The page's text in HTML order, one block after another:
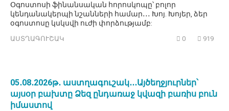
Օգոստոսի ֆինանսական հորոսկոպը՝ բոլոր
կենդանակերպի նշանների համար․․․ Խոյ. Խոյեր, ձեր
օգոստոսը կսկսվի ուժի փորձությամբ:
ԱՍՏՂԱԳՈՒՇԱԿ 0 919
05․08․2026թ․ աստղագուշակ․․․Այծեղջյուրներ՝
այսօր բախտը Ձեզ ընդառաջ կվազի բառիս բուն
իմաստով